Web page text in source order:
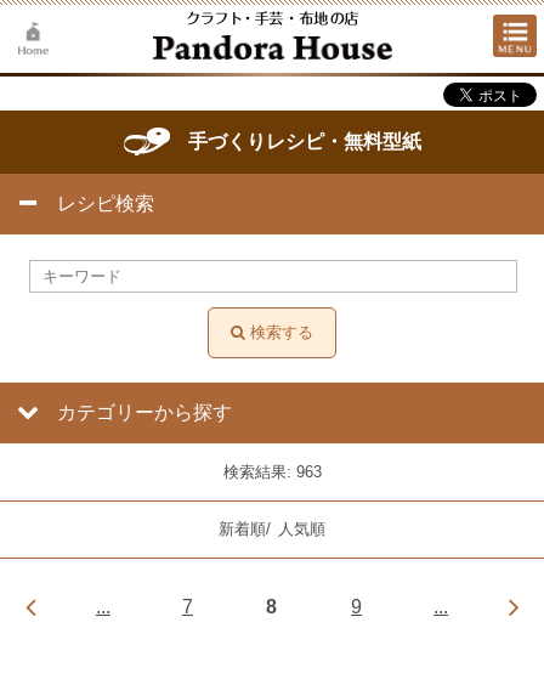
手づくりレシピ・無料型紙
レシピ検索
検索する
カテゴリーから探す
検索結果: 963
新着順/ 人気順
... 7 8 9 ...